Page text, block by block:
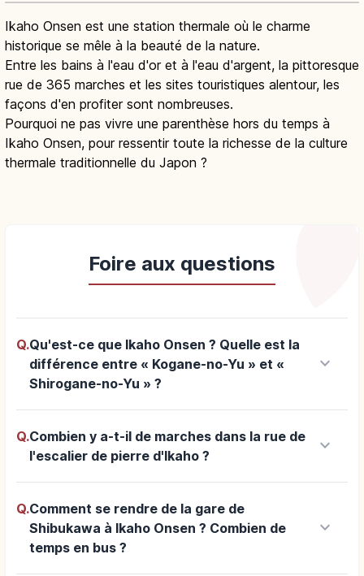
Ikaho Onsen est une station thermale où le charme
historique se mêle à la beauté de la nature.
Entre les bains à l'eau d'or et à l'eau d'argent, la pittoresque
rue de 365 marches et les sites touristiques alentour, les
façons d'en profiter sont nombreuses.
Pourquoi ne pas vivre une parenthèse hors du temps à
Ikaho Onsen, pour ressentir toute la richesse de la culture
thermale traditionnelle du Japon ?
Foire aux questions
Q.Qu'est-ce que Ikaho Onsen ? Quelle est la
différence entre « Kogane-no-Yu » et «
Shirogane-no-Yu » ?
keyboard_arrow_down
Q.Combien y a-t-il de marches dans la rue de
l'escalier de pierre d'Ikaho ?
keyboard_arrow_down
Q.Comment se rendre de la gare de
Shibukawa à Ikaho Onsen ? Combien de
temps en bus ?
keyboard_arrow_down